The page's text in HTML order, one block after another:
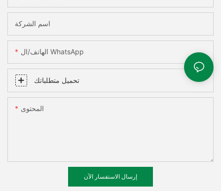
اسم الشركة
الهاتف/ال WhatsApp
تحميل متطلباتك
المحتوى
إرسال الاستفسار الآن